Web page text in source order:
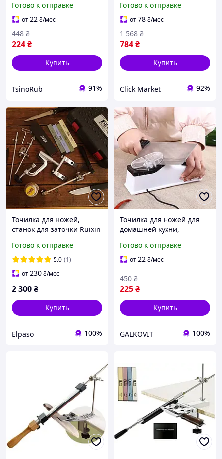
точилка кухонных XN-23
Готово к отправке
от22₴/мес
224₴
448 ₴
Купить
TsinoRub 91%
заточки больших ножей,
Хорошая точилка для
ножей VN-95
Готово к отправке
от78₴/мес
784₴
1 568 ₴
Купить
Click Market 92%
Точилка для ножей,
станок для заточки Ruixin
зажим, 4 камня, кейс,
Топ-1
Готово к отправке
5.0 (1)
от230₴/мес
2 300₴
Купить
Elpaso 100%
Точилка для ножей для
домашней кухни,
универсальная точилка
Поворотная ножей TY-29
Готово к отправке
от22₴/мес
225₴
450 ₴
Купить
GALKOVIT 100%